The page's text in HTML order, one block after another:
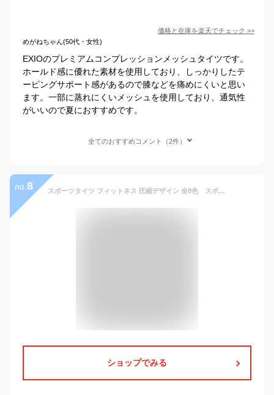
価格と在庫を楽天でチェック >>
めがねちゃん(50代・女性)
EXIOのプレミアムコンプレッションメッシュタイツです。
ホールド感に優れた素材を使用しており、しっかりしたテ
ーピングサポート感があるので膝などを痛めにくいと思い
ます。一部に蒸れにくいメッシュを使用しており、通気性
がいいので夏におすすめです。
全てのおすすめコメント（2件）
no. 8 スポーツタイツ フィットネス 圧縮デザイン 全8色 スポーツレギンス スパッツ ランニングウェア スポーツウェア メンズ GYM ジム ランニング 機能性タイツ
ショップでみる